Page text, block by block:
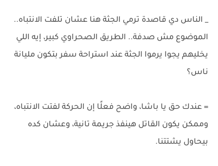
_ الناس دي قاصدة ترمي الجثة هنا عشان تلفت الانتباه..
الموضوع مش صدفة.. الطريق الصحراوي كبير، إيه اللي
يخليهم يجوا يرموا الجثة عند استراحة سفر بتكون مليانة
ناس؟
= عندك حق يا باشا، واضح فعلًا إن الحركة لفتت الانتباه،
وممكن يكون القاتل هينفذ جريمة تانية، وعشان كده
بيحاول يشتتنا.